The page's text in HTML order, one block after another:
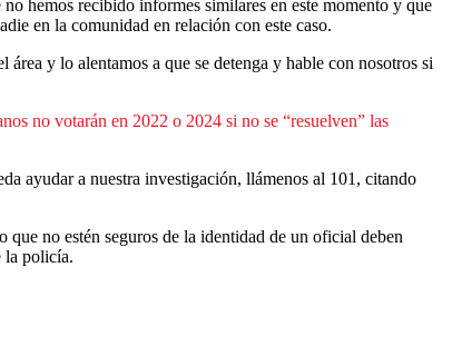
no hemos recibido informes similares en este momento y que
en la comunidad en relación con este caso.
área y lo alentamos a que se detenga y hable con nosotros si
no votarán en 2022 o 2024 si no se “resuelven” las
ayudar a nuestra investigación, llámenos al 101, citando
no estén seguros de la identidad de un oficial deben
la policía.